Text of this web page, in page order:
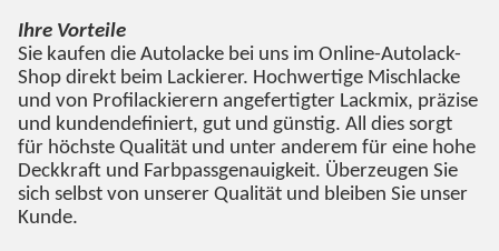
Ihre Vorteile
Sie kaufen die Autolacke bei uns im Online-Autolack-
Shop direkt beim Lackierer. Hochwertige Mischlacke
und von Profilackierern angefertigter Lackmix, präzise
und kundendefiniert, gut und günstig. All dies sorgt
für höchste Qualität und unter anderem für eine hohe
Deckkraft und Farbpassgenauigkeit. Überzeugen Sie
sich selbst von unserer Qualität und bleiben Sie unser
Kunde.